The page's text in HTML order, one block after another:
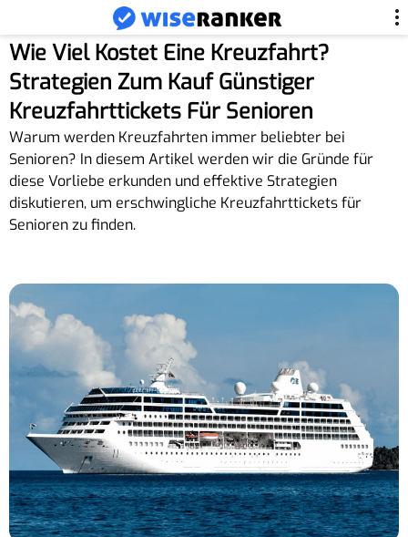
Wie Viel Kostet Eine Kreuzfahrt?
Strategien Zum Kauf Günstiger
Kreuzfahrttickets Für Senioren
Warum werden Kreuzfahrten immer beliebter bei
Senioren? In diesem Artikel werden wir die Gründe für
diese Vorliebe erkunden und effektive Strategien
diskutieren, um erschwingliche Kreuzfahrttickets für
Senioren zu finden.